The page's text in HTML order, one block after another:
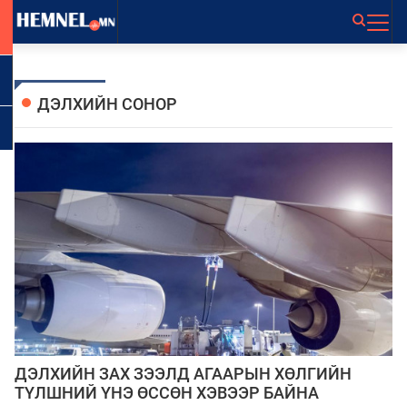
ДЭЛХИЙН СОНОР
ДЭЛХИЙН ЗАХ ЗЭЭЛД АГААРЫН ХӨЛГИЙН
ТҮЛШНИЙ ҮНЭ ӨССӨН ХЭВЭЭР БАЙНА